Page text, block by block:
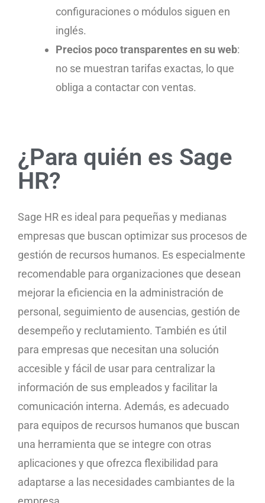
configuraciones o módulos siguen en
inglés.
Precios poco transparentes en su web:
no se muestran tarifas exactas, lo que
obliga a contactar con ventas.
¿Para quién es Sage
HR?
Sage HR es ideal para pequeñas y medianas
empresas que buscan optimizar sus procesos de
gestión de recursos humanos. Es especialmente
recomendable para organizaciones que desean
mejorar la eficiencia en la administración de
personal, seguimiento de ausencias, gestión de
desempeño y reclutamiento. También es útil
para empresas que necesitan una solución
accesible y fácil de usar para centralizar la
información de sus empleados y facilitar la
comunicación interna. Además, es adecuado
para equipos de recursos humanos que buscan
una herramienta que se integre con otras
aplicaciones y que ofrezca flexibilidad para
adaptarse a las necesidades cambiantes de la